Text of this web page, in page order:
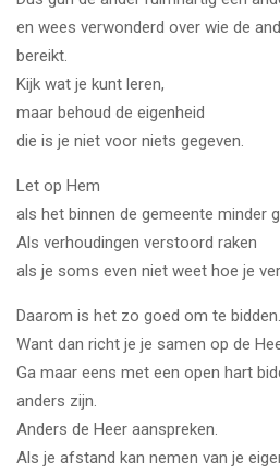
en wees verwonderd over wie de
bereikt.
Kijk wat je kunt leren,
maar behoud de eigenheid
die is je niet voor niets gegeven.
Let op Hem
als het binnen de gemeente minder
Als verhoudingen verstoord raken
als je soms even niet weet hoe je
Daarom is het zo goed om te bidden.
Want dan richt je je samen op de
Ga maar eens met een open hart
anders zijn.
Anders de Heer aanspreken.
Als je afstand kan nemen van je